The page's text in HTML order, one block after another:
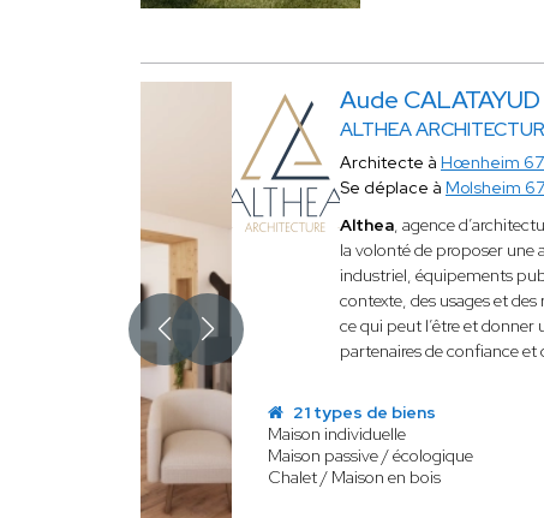
Aude CALATAYUD
ALTHEA
Architecte à Hœnheim
Se déplace à Molsheim
Althea, agence
la volonté de proposer une
industriel, équipements
contexte, des usages et
ce qui peut l’être et
partenaires de confiance
21 types de biens
Maison individuelle
Maison passive / écologique
Chalet / Maison en bois